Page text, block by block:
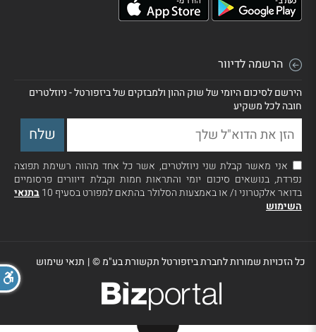
הרשמה לדיוור
הירשם לסיכום היומי של שוק ההון ולמבזקים של ביזפורטל - ניוזלטרים
חובה לכל משקיע
אני מאשר קבלת שני ניוזלטרים, אשר כל אחד מהווה רשימת תפוצה
נפרדת, בנושאים סיכום יומי והתראות חמות וקבלת דיוורים פרסומיים
בדואר אלקטרוני ו/ או באמצעות הסלולר בהתאם למפורט בסעיף 10
בתנאי
השימוש
כל הזכויות שמורות לחברת ביזפורטל תקשורת בע"מ ©| תנאי שימוש